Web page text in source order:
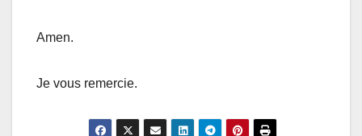
Amen.
Je vous remercie.